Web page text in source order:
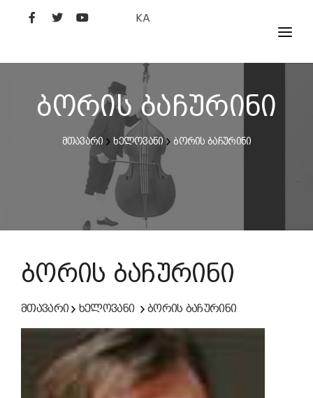
KA
ᲤᲘᲚᲛᲔᲑᲘ
ᲮᲔᲚᲝᲕᲐᲜᲘ
ᲙᲘᲜᲝᲡᲢᲣᲓᲘᲐ
ᲙᲘᲜᲝᲐᲙᲐᲓᲔᲛᲘᲐ
ბორის ბაჩურინი
მთავარი ხელოვანი ბორის ბაჩურინი
ბორის ბაჩურინი
მთავარი ხელოვანი ბორის ბაჩურინი